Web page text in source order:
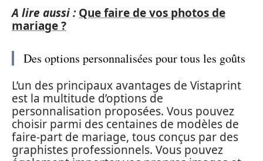
A lire aussi : Que faire de vos photos de
mariage ?
Des options personnalisées pour tous les goûts
L’un des principaux avantages de Vistaprint
est la multitude d’options de
personnalisation proposées. Vous pouvez
choisir parmi des centaines de modèles de
faire-part de mariage, tous conçus par des
graphistes professionnels. Vous pouvez